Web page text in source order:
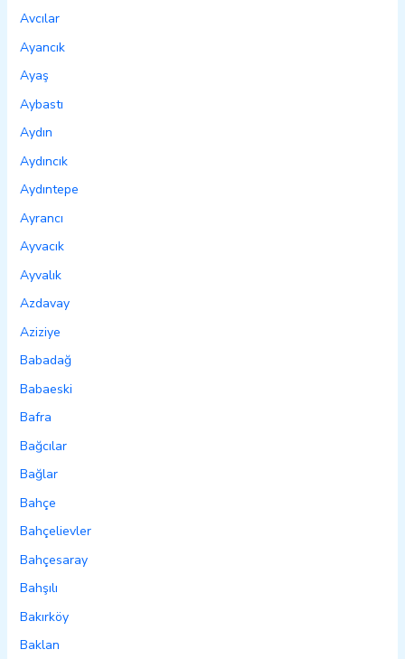
Avcılar
Ayancık
Ayaş
Aybastı
Aydın
Aydıncık
Aydıntepe
Ayrancı
Ayvacık
Ayvalık
Azdavay
Aziziye
Babadağ
Babaeski
Bafra
Bağcılar
Bağlar
Bahçe
Bahçelievler
Bahçesaray
Bahşılı
Bakırköy
Baklan